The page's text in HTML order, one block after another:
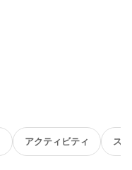
アクティビティ ス